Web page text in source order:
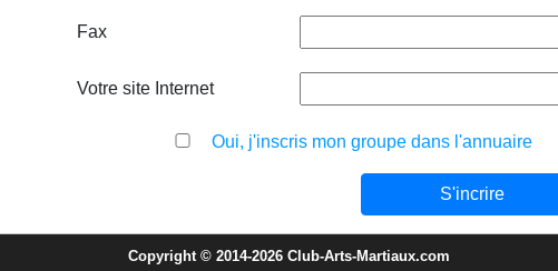
Fax
Votre site Internet
Oui, j'inscris mon groupe dans l'annuaire
Copyright © 2014-2026 Club-Arts-Martiaux.com